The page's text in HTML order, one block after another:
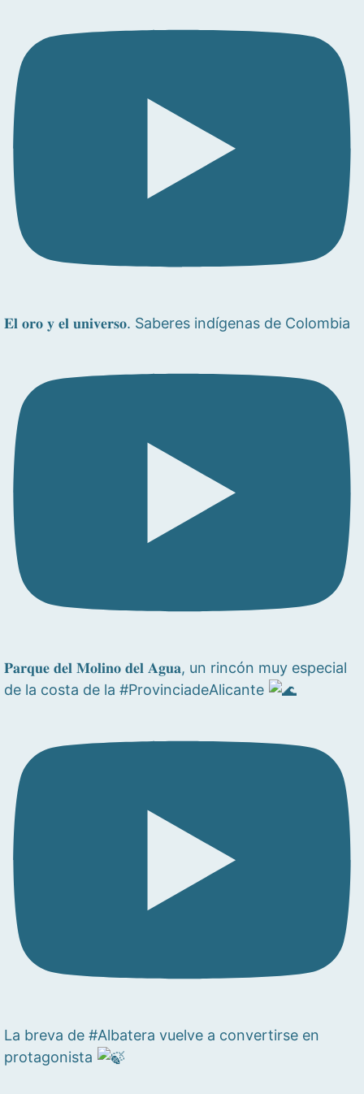
𝐄𝐥 𝐨𝐫𝐨 𝐲 𝐞𝐥 𝐮𝐧𝐢𝐯𝐞𝐫𝐬𝐨. Saberes indígenas de Colombia
𝐏𝐚𝐫𝐪𝐮𝐞 𝐝𝐞𝐥 𝐌𝐨𝐥𝐢𝐧𝐨 𝐝𝐞𝐥 𝐀𝐠𝐮𝐚, un rincón muy especial
de la costa de la #ProvinciadeAlicante
La breva de #Albatera vuelve a convertirse en
protagonista